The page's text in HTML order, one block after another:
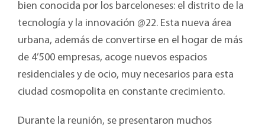
bien conocida por los barceloneses: el distrito de la
tecnología y la innovación @22. Esta nueva área
urbana, además de convertirse en el hogar de más
de 4’500 empresas, acoge nuevos espacios
residenciales y de ocio, muy necesarios para esta
ciudad cosmopolita en constante crecimiento.
Durante la reunión, se presentaron muchos